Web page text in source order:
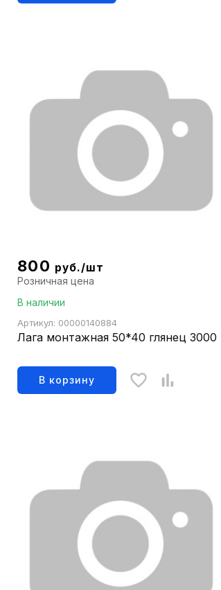
800 руб./шт
Розничная цена
В наличии
Артикул: 00000140884
Лага монтажная 50*40 глянец 3000
В корзину